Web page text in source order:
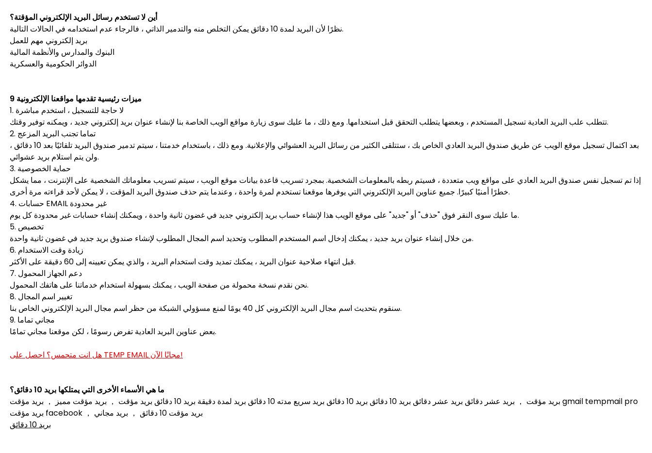
أين لا تستخدم رسائل البريد الإلكتروني المؤقتة؟
نظرًا لأن البريد لمدة 10 دقائق يمكن التخلص منه والتدمير الذاتي ، فالرجاء عدم استخدامه في الحالات التالية.
بريد إلكتروني مهم للعمل
البنوك والمدارس والأنظمة المالية
الدوائر الحكومية والعسكرية
9 ميزات رئيسية تقدمها مواقعنا الإلكترونية
1. لا حاجة للتسجيل ، استخدم مباشرة
تتطلب علب البريد العادية تسجيل المستخدم ، وبعضها يتطلب التحقق قبل استخدامها. ومع ذلك ، ما عليك سوى زيارة مواقع الويب الخاصة بنا لإنشاء عنوان بريد إلكتروني جديد ، ويمكنه توفير وقتك.
2. تماما تجنب البريد المزعج
بعد اكتمال تسجيل موقع الويب عن طريق صندوق البريد العادي الخاص بك ، ستتلقى الكثير من رسائل البريد العشوائي والإعلانية. ومع ذلك ، باستخدام خدمتنا ، سيتم تدمير صندوق البريد تلقائيًا بعد 10 دقائق ،
ولن يتم استلام بريد عشوائي.
3. حماية الخصوصية
إذا تم تسجيل نفس صندوق البريد العادي على مواقع ويب متعددة ، فسيتم ربطه بالمعلومات الشخصية. بمجرد تسريب قاعدة بيانات موقع الويب ، سيتم تسريب معلوماتك الشخصية على الإنترنت ، مما يشكل
خطرًا أمنيًا كبيرًا. جميع عناوين البريد الإلكتروني التي يوفرها موقعنا تستخدم لمرة واحدة ، وعندما يتم حذف صندوق البريد المؤقت ، لا يمكن لأحد قراءته مرة أخرى.
4. حسابات EMAIL غير محدودة
ما عليك سوى النقر فوق "حذف" أو "جديد" على موقع الويب هذا لإنشاء حساب بريد إلكتروني جديد في غضون ثانية واحدة ، ويمكنك إنشاء حسابات غير محدودة كل يوم.
5. تخصيص
من خلال إنشاء عنوان بريد جديد ، يمكنك إدخال اسم المستخدم المطلوب وتحديد اسم المجال المطلوب لإنشاء صندوق بريد جديد في غضون ثانية واحدة.
6. زيادة وقت الاستخدام
قبل انتهاء صلاحية عنوان البريد ، يمكنك تمديد وقت استخدام البريد ، والذي يمكن تعيينه إلى 60 دقيقة على الأكثر.
7. دعم الجهاز المحمول
نحن نقدم نسخة محمولة من صفحة الويب ، يمكنك بسهولة استخدام خدماتنا على هاتفك المحمول.
8. تغيير اسم المجال
سنقوم بتحديث اسم مجال البريد الإلكتروني كل 40 يومًا لمنع مسؤولي الشبكة من حظر اسم مجال البريد الإلكتروني الخاص بنا.
9. مجاني تماما
بعض عناوين البريد العادية تفرض رسومًا ، لكن موقعنا مجاني تمامًا.
هل انت متحمس؟ احصل على TEMP EMAIL مجانًا الآن!
ما هي الأسماء الأخرى التي يمتلكها بريد 10 دقائق؟
بريد مؤقت ， بريد عشر دقائق بريد عشر دقائق بريد 10 دقائق بريد 10 دقائق بريد سريع مدته 10 دقائق بريد لمدة دقيقة بريد 10 دقائق بريد مؤقت ， بريد مؤقت مميز ， بريد مؤقت gmail tempmail pro
بريد مؤقت facebook ， بريد مؤقت 10 دقائق ， بريد مجاني
بريد 10 دقائق